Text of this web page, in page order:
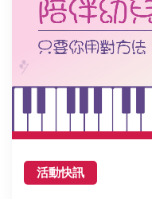
活動快訊